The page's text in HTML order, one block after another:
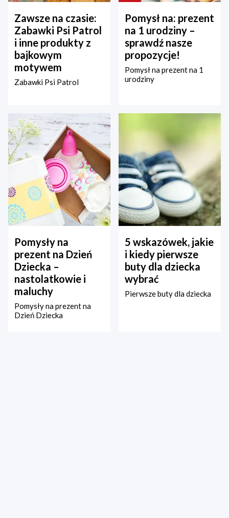
Zawsze na czasie:
Zabawki Psi Patrol
i inne produkty z
bajkowym
motywem
Zabawki Psi Patrol
Pomysł na: prezent
na 1 urodziny –
sprawdź nasze
propozycje!
Pomysł na prezent na 1
urodziny
Pomysły na
prezent na Dzień
Dziecka –
nastolatkowie i
maluchy
Pomysły na prezent na
Dzień Dziecka
5 wskazówek, jakie
i kiedy pierwsze
buty dla dziecka
wybrać
Pierwsze buty dla dziecka